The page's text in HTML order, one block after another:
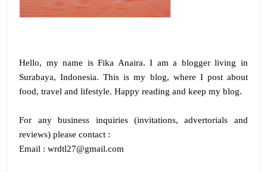
Hello, my name isFika Anaira. I am a blogger living in
Surabaya, Indonesia. This is my blog, where I post about
food, travel and lifestyle. Happy reading and keep my blog.
For any business inquiries (invitations, advertorials and
reviews) please contact :
Email : wrdtl27@gmail.com